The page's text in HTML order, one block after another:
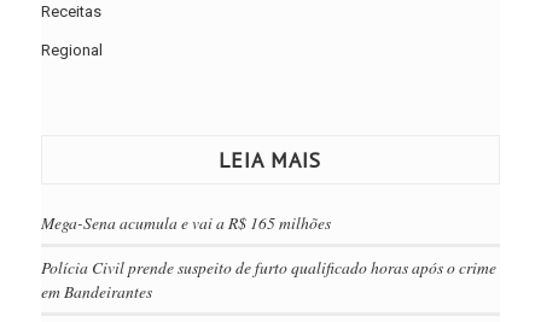
Receitas
Regional
LEIA MAIS
Mega-Sena acumula e vai a R$ 165 milhões
Polícia Civil prende suspeito de furto qualificado horas após o crime
em Bandeirantes